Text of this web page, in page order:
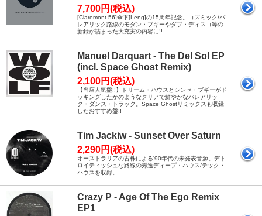
7,700円(税込)
[Claremont 56]傘下[Leng]の15周年記念。コズミック/バ
レアリック路線のモダン・ブギーやダブ・ディスコ等の
新録が詰まった大充実の内容に!!
Manuel Darquart - The Del Sol EP
(incl. Space Ghost Remix)
2,100円(税込)
【当店人気盤!!】ドリーム・ハウスとシンセ・ブギーがド
ッキングしたかのようなクリアで鮮やかなバレアリッ
ク・ダンス・トラック。Space Ghostリミックスも収録
したおすすめ盤!!
Tim Jackiw - Sunset Over Saturn
2,290円(税込)
オーストラリアの古株による'90年代の未発表音源。デト
ロイティッシュな路線の秀逸ディープ・ハウス/テック・
ハウスを収録。
Crazy P - Age Of The Ego Remix
EP1